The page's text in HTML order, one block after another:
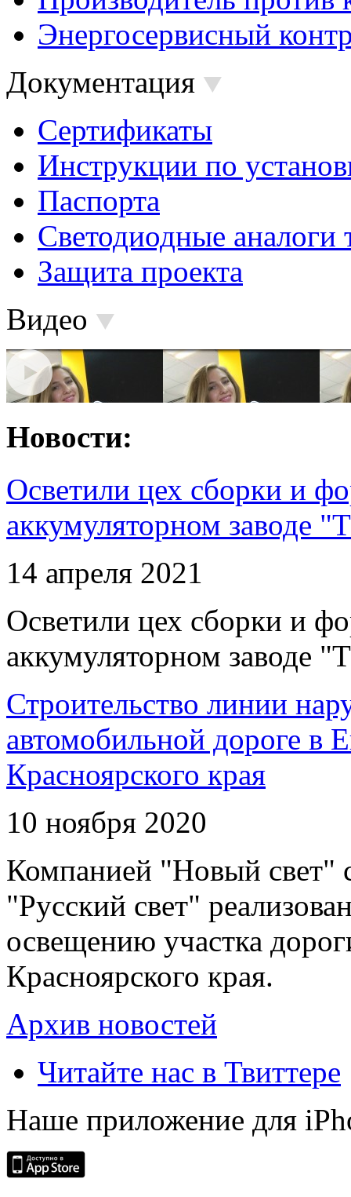
Энергосервисный
Документация
Сертификаты
Инструкции по
Паспорта
Светодиодные аналоги
Защита проекта
Видео
Новости:
Осветили цех сборки и
аккумуляторном заводе
14 апреля 2021
Осветили цех сборки и
аккумуляторном заводе
Строительство линии
автомобильной дороге в
Красноярского края
10 ноября 2020
Компанией "Новый свет"
"Русский свет"
освещению участка
Красноярского края.
Архив новостей
Читайте нас в Твиттере
Наше приложение для